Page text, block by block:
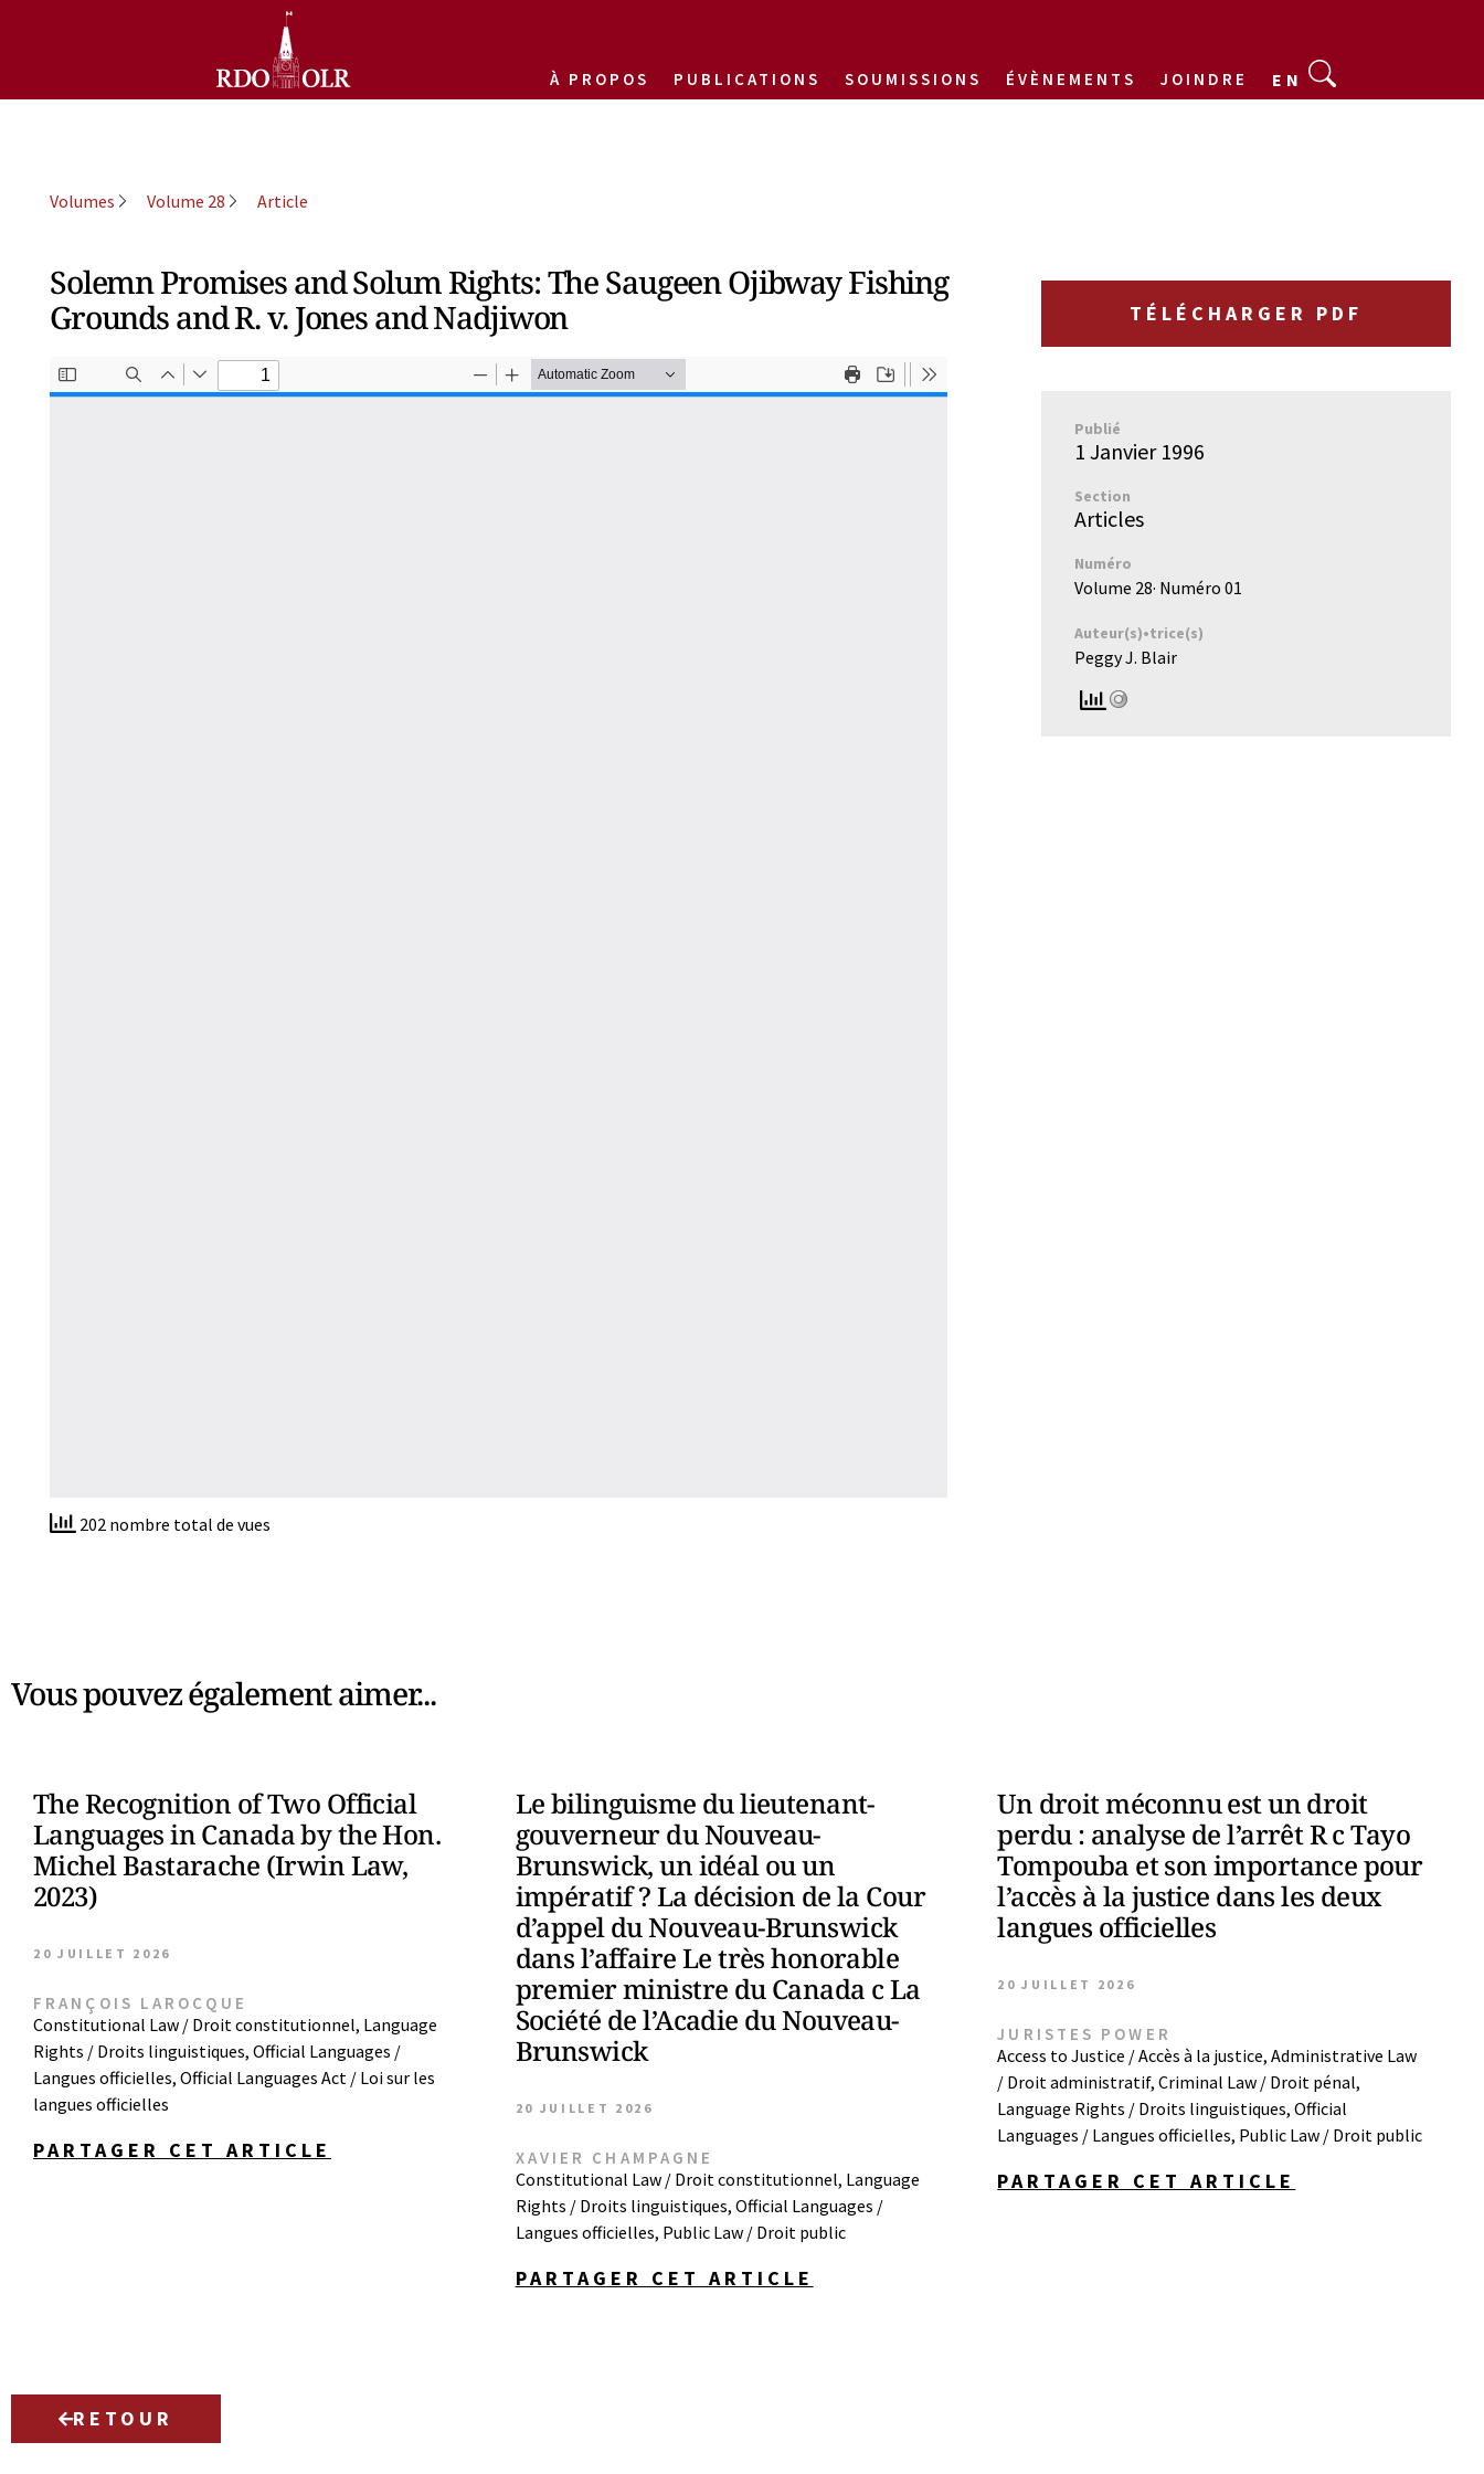
À PROPOS PUBLICATIONS SOUMISSIONS ÉVÈNEMENTS JOINDRE EN
Volumes Volume 28 Article
Solemn Promises and Solum Rights: The Saugeen Ojibway Fishing
Grounds and R. v. Jones and Nadjiwon
202 nombre total de vues
TÉLÉCHARGER PDF
Publié
1 Janvier 1996
Section
Articles
Numéro
Volume 28· Numéro 01
Auteur(s)•trice(s)
Peggy J. Blair
Vous pouvez également aimer...
The Recognition of Two Official
Languages in Canada by the Hon.
Michel Bastarache (Irwin Law,
2023)
20 JUILLET 2026
FRANÇOIS LAROCQUE
Constitutional Law / Droit constitutionnel, Language
Rights / Droits linguistiques, Official Languages /
Langues officielles, Official Languages Act / Loi sur les
langues officielles
PARTAGER CET ARTICLE
Le bilinguisme du lieutenant-
gouverneur du Nouveau-
Brunswick, un idéal ou un
impératif ? La décision de la Cour
d’appel du Nouveau-Brunswick
dans l’affaire Le très honorable
premier ministre du Canada c La
Société de l’Acadie du Nouveau-
Brunswick
20 JUILLET 2026
XAVIER CHAMPAGNE
Constitutional Law / Droit constitutionnel, Language
Rights / Droits linguistiques, Official Languages /
Langues officielles, Public Law / Droit public
PARTAGER CET ARTICLE
Un droit méconnu est un droit
perdu : analyse de l’arrêt R c Tayo
Tompouba et son importance pour
l’accès à la justice dans les deux
langues officielles
20 JUILLET 2026
JURISTES POWER
Access to Justice / Accès à la justice,Administrative Law
/ Droit administratif,Criminal Law / Droit pénal,
Language Rights / Droits linguistiques,Official
Languages / Langues officielles, Public Law / Droit public
PARTAGER CET ARTICLE
RETOUR